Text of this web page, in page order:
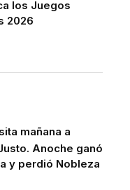
los Juegos
2026
mañana a
Anoche ganó
y perdió Nobleza